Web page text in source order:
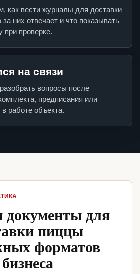
как вести журналы для доставки
за них отвечает и что показывать
при проверке.
на связи
вопросы после
предписания или
в работе объекта.
документы для
пиццы
форматов
бизнеса